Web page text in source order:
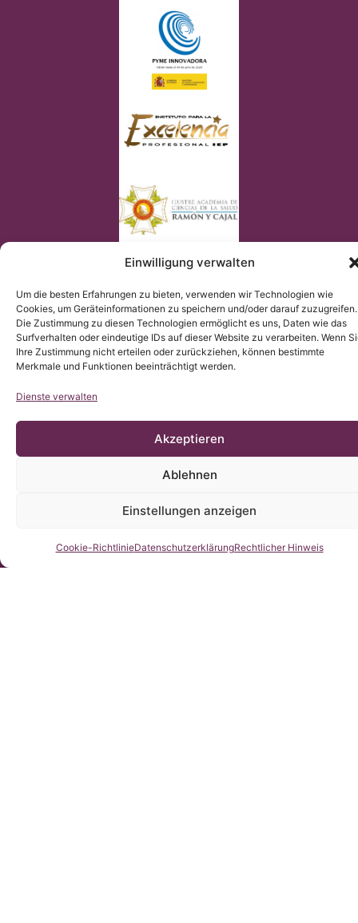
Einwilligung verwalten
Um die besten Erfahrungen zu bieten, verwenden wir Technologien wie
Cookies, um Geräteinformationen zu speichern und/oder darauf zuzugreifen.
Die Zustimmung zu diesen Technologien ermöglicht es uns, Daten wie das
Surfverhalten oder eindeutige IDs auf dieser Website zu verarbeiten. Wenn
Ihre Zustimmung nicht erteilen oder zurückziehen, können bestimmte
Merkmale und Funktionen beeinträchtigt werden.
Dienste verwalten
Akzeptieren
Ablehnen
Einstellungen anzeigen
Cookie-RichtlinieDatenschutzerklärungRechtlicher Hinweis
© Copyright Institut Chiari 2025
Das Institut Chiari & Siringomielia & Escoliosis de Barcelona
(ICSEB) erfüllt die EU Verordnung 2016/679 (DSGVO).
Der Inhalt dieser Webseite ist eine nicht-offizielle Übersetzung
der Originalinhaltes der spanischen Webseite; das Institut
Übersetzung zur Verfügung, um allen Nutzern der Webseite ein
besseres Verständnis zu ermöglichen.
Kontaktieren Sie uns